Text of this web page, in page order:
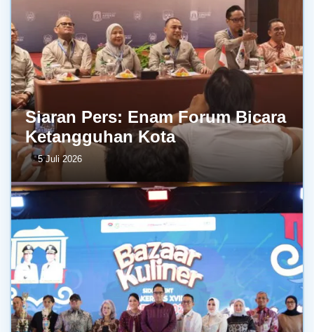
Siaran Pers: Enam Forum Bicara
Ketangguhan Kota
5 Juli 2026